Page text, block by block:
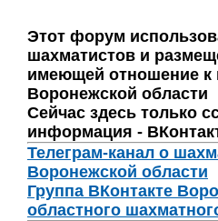
Этот форум
шахматистов и
имеющей отношение к
Воронежской области
Сейчас здесь только
информация -
Телеграм-канал о
Воронежской области
Группа ВКонтакте
областного